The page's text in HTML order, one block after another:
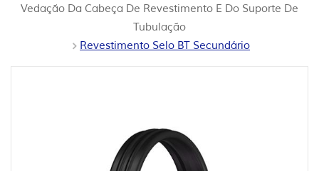
Vedação Da Cabeça De Revestimento E Do Suporte De
Tubulação
Revestimento Selo BT Secundário